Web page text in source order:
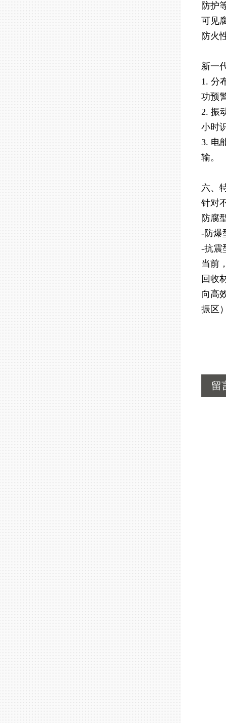
防护
可见
防火
新一
1. 分
功预
2. 振
小时
3. 电
输。
六、
针对
防腐
-防爆
-抗震
当前
回收
向高
振区
留